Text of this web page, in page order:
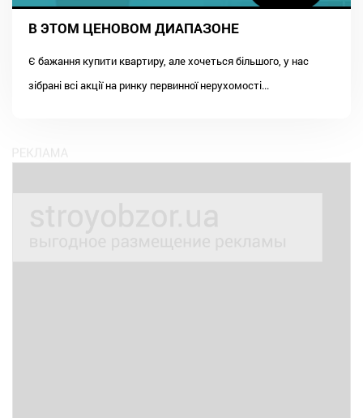
В ЭТОМ ЦЕНОВОМ ДИАПАЗОНЕ
Є бажання купити квартиру, але хочеться більшого, у нас
зібрані всі акції на ринку первинної нерухомості...